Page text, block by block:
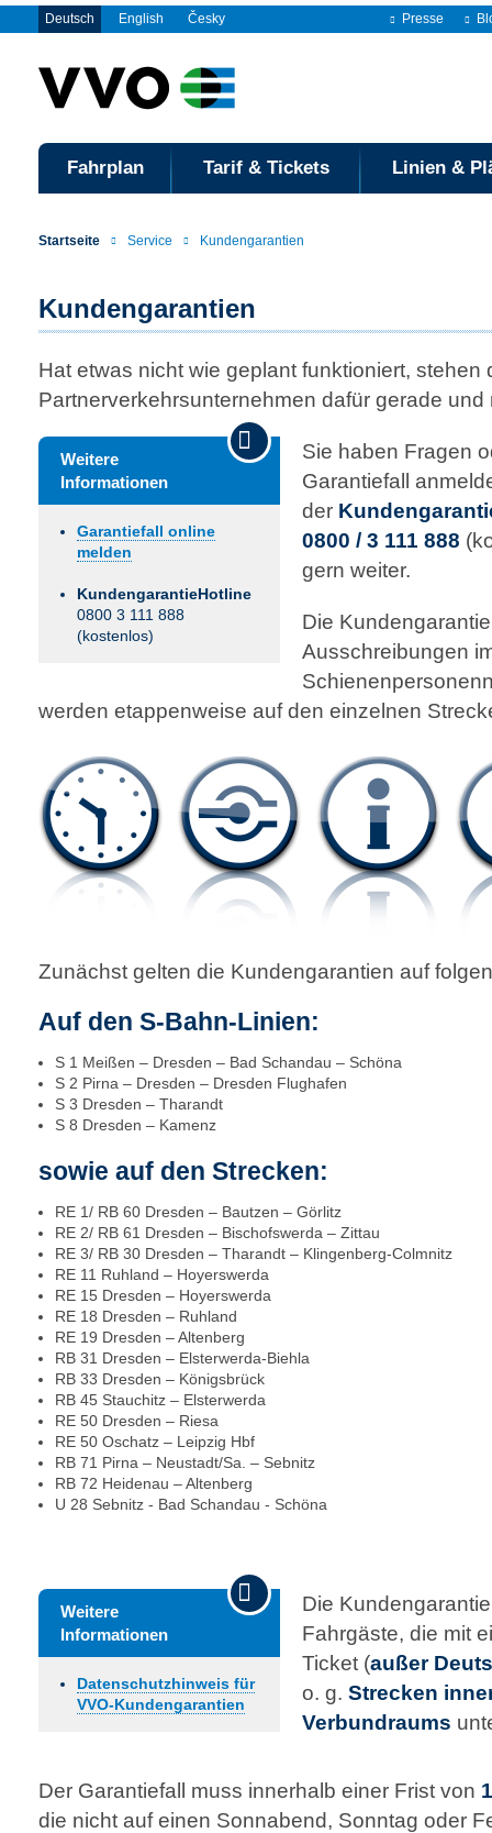
Deutsch English Česky Presse
Fahrplan Tarif & Tickets Linien &
Startseite Service Kundengarantien
Kundengarantien
Hat etwas nicht wie geplant funktioniert, stehen
Partnerverkehrsunternehmen dafür gerade
Weitere
Informationen
Garantiefall online
melden
KundengarantieHotline
0800 3 111 888
(kostenlos)
Sie haben Fragen
Garantiefall
der
0800 / 3 111 888
gern weiter.
Die
Ausschreibungen
werden etappenweise auf den einzelnen
Zunächst gelten die Kundengarantien auf
Auf den S-Bahn-Linien:
S 1 Meißen – Dresden – Bad Schandau – Schöna
S 2 Pirna – Dresden – Dresden Flughafen
S 3 Dresden – Tharandt
S 8 Dresden – Kamenz
sowie auf den Strecken:
RE 1/ RB 60 Dresden – Bautzen – Görlitz
RE 2/ RB 61 Dresden – Bischofswerda – Zittau
RE 3/ RB 30 Dresden – Tharandt – Klingenberg-Colmnitz
RE 11 Ruhland – Hoyerswerda
RE 15 Dresden – Hoyerswerda
RE 18 Dresden – Ruhland
RE 19 Dresden – Altenberg
RB 31 Dresden – Elsterwerda-Biehla
RB 33 Dresden – Königsbrück
RB 45 Stauchitz – Elsterwerda
RE 50 Dresden – Riesa
RE 50 Oschatz – Leipzig Hbf
RB 71 Pirna – Neustadt/Sa. – Sebnitz
RB 72 Heidenau – Altenberg
U 28 Sebnitz - Bad Schandau - Schöna
Weitere
Informationen
Datenschutzhinweis für
VVO-Kundengarantien
Die
Fahrgäste, die mit
Ticket (außer
o. g. Strecken
Verbundraums
Der Garantiefall muss innerhalb einer Frist von
die nicht auf einen Sonnabend, Sonntag oder